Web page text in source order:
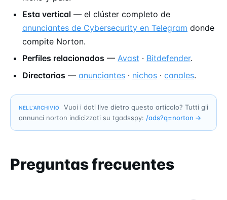
Esta vertical — el clúster completo de
anunciantes de Cybersecurity en Telegram donde
compite Norton.
Perfiles relacionados — Avast · Bitdefender.
Directorios — anunciantes · nichos · canales.
NELL’ARCHIVIO
Vuoi i dati live dietro questo articolo? Tutti gli
annunci norton indicizzati su tgadsspy: /ads?q=norton →
Preguntas frecuentes